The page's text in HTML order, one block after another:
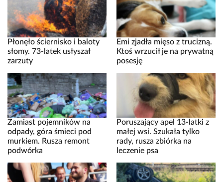
Płonęło ściernisko i baloty
słomy. 73-latek usłyszał
zarzuty
Emi zjadła mięso z trucizną.
Ktoś wrzucił je na prywatną
posesję
Zamiast pojemników na
odpady, góra śmieci pod
murkiem. Rusza remont
podwórka
Poruszający apel 13-latki z
małej wsi. Szukała tylko
rady, rusza zbiórka na
leczenie psa